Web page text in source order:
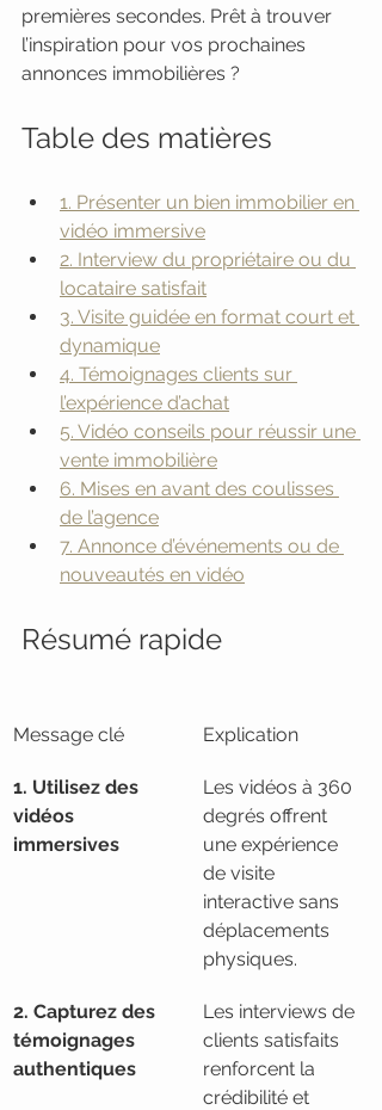
premières secondes. Prêt à trouver
l’inspiration pour vos prochaines
annonces immobilières ?
Table des matières
1. Présenter un bien immobilier en
vidéo immersive
2. Interview du propriétaire ou du
locataire satisfait
3. Visite guidée en format court et
dynamique
4. Témoignages clients sur
l’expérience d’achat
5. Vidéo conseils pour réussir une
vente immobilière
6. Mises en avant des coulisses
de l’agence
7. Annonce d’événements ou de
nouveautés en vidéo
Résumé rapide
Message clé Explication
1. Utilisez des
vidéos
immersives
Les vidéos à 360
degrés offrent
une expérience
de visite
interactive sans
déplacements
physiques.
2. Capturez des
témoignages
authentiques
Les interviews de
clients satisfaits
renforcent la
crédibilité et